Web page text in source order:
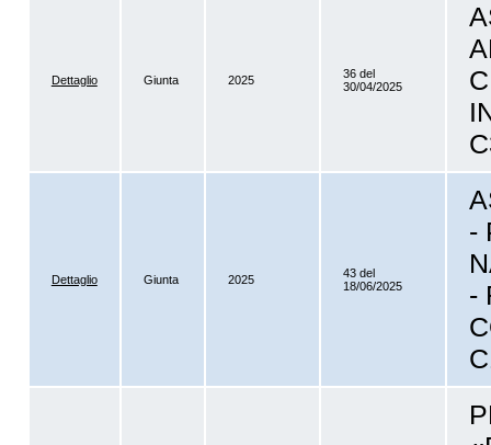
Dettaglio Giunta 2025
36 del
30/04/2025
Dettaglio Giunta 2025
43 del
18/06/2025
-
-